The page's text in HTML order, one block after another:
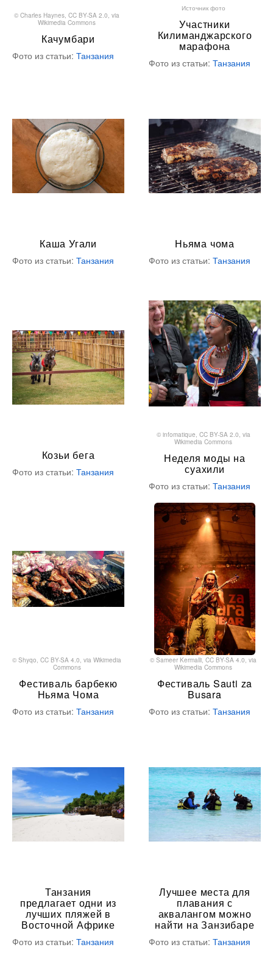
© Charles Haynes, CC BY-SA 2.0, via
Wikimedia Commons
Качумбари
Фото из статьи: Танзания
Источник фото
Участники
Килиманджарского
марафона
Фото из статьи: Танзания
Каша Угали
Фото из статьи: Танзания
Ньяма чома
Фото из статьи: Танзания
Козьи бега
Фото из статьи: Танзания
© infomatique, CC BY-SA 2.0, via
Wikimedia Commons
Неделя моды на
суахили
Фото из статьи: Танзания
© Shyqo, CC BY-SA 4.0, via Wikimedia
Commons
Фестиваль барбекю
Ньяма Чома
Фото из статьи: Танзания
© Sameer Kermalli, CC BY-SA 4.0, via
Wikimedia Commons
Фестиваль Sauti za
Busara
Фото из статьи: Танзания
Танзания
предлагает одни из
лучших пляжей в
Восточной Африке
Фото из статьи: Танзания
Лучшее места для
плавания с
аквалангом можно
найти на Занзибаре
Фото из статьи: Танзания